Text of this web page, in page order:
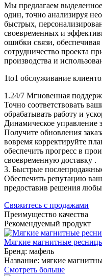
Мы предлагаем
один, точно анализируя
быстрых,
своевременных и
ошибки связи, обеспечивая
сотрудничество проекта
производства и
1to1 обслуживание
1.24/7 Мгновенная
Точно соответствовать
обрабатывать работу и
Динамическое управление
Получите обновления
вовремя корректируйте
обеспечить прогресс в
своевременную доставку .
3. Быстрые
Обеспечить репутацию
предоставив решения
Свяжитесь с продажами
Преимущество качества
Рекомендуемый продукт
Мягкие магнитные
Бренд: мафель
Название: мягкие
Смотреть больше